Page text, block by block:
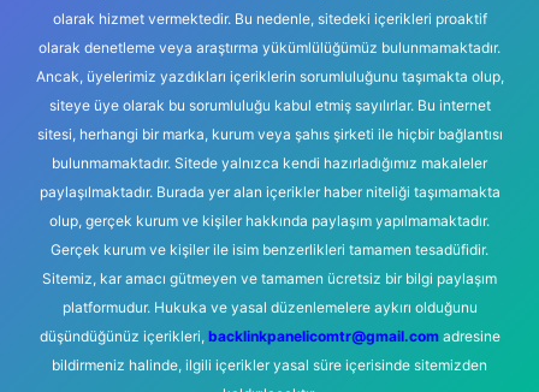
olarak hizmet vermektedir. Bu nedenle, sitedeki içerikleri proaktif
olarak denetleme veya araştırma yükümlülüğümüz bulunmamaktadır.
Ancak, üyelerimiz yazdıkları içeriklerin sorumluluğunu taşımakta olup,
siteye üye olarak bu sorumluluğu kabul etmiş sayılırlar. Bu internet
sitesi, herhangi bir marka, kurum veya şahıs şirketi ile hiçbir bağlantısı
bulunmamaktadır. Sitede yalnızca kendi hazırladığımız makaleler
paylaşılmaktadır. Burada yer alan içerikler haber niteliği taşımamakta
olup, gerçek kurum ve kişiler hakkında paylaşım yapılmamaktadır.
Gerçek kurum ve kişiler ile isim benzerlikleri tamamen tesadüfidir.
Sitemiz, kar amacı gütmeyen ve tamamen ücretsiz bir bilgi paylaşım
platformudur. Hukuka ve yasal düzenlemelere aykırı olduğunu
düşündüğünüz içerikleri, backlinkpanelicomtr@gmail.comadresine
bildirmeniz halinde, ilgili içerikler yasal süre içerisinde sitemizden